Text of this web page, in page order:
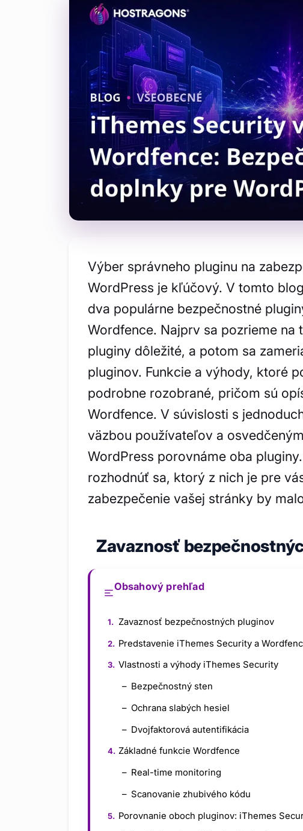
Výber správneho pluginu na
WordPress je kľúčový. V tomto
dva populárne bezpečnostné
Wordfence. Najprv sa pozrieme na
pluginy dôležité, a potom sa
pluginov. Funkcie a výhody, ktoré
podrobne rozobrané, pričom sú
Wordfence. V súvislosti s
väzbou používateľov a
WordPress porovnáme oba
rozhodnúť sa, ktorý z nich je pre
zabezpečenie vašej stránky by
Zavaznosť
Obsahový prehľad
Zavaznosť bezpečnostných pluginov
Predstavenie iThemes Security a
Vlastnosti a výhody iThemes Security
Bezpečnostný sten
Ochrana slabých hesiel
Dvojfaktorová autentifikácia
Základné funkcie Wordfence
Real-time monitoring
Scanovanie zhubivého kódu
Porovnanie oboch pluginov: iThemes